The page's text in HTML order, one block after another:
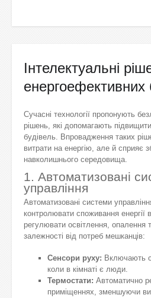
Інтелектуальні
енергоефективних
Сучасні технології пропонують
рішень, які допомагають
будівель. Впровадження таких
витрати на енергію, але й сприяє
навколишнього середовища.
1. Автоматизовані
управління
Автоматизовані системи
контролювати споживання
регулювати освітлення, опалення
залежності від потреб мешканців:
Сенсори руху: Включають
коли в кімнаті є люди.
Термостати: Автоматично
приміщеннях, зменшуючи